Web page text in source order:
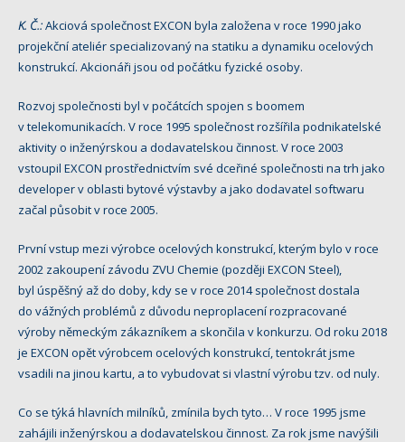
K. Č.:Akciová společnost EXCON byla založena v roce 1990 jako
projekční ateliér specializovaný na statiku a dynamiku ocelových
konstrukcí. Akcionáři jsou od počátku fyzické osoby.
Rozvoj společnosti byl v počátcích spojen s boomem
v telekomunikacích. V roce 1995 společnost rozšířila podnikatelské
aktivity o inženýrskou a dodavatelskou činnost. V roce 2003
vstoupil EXCON prostřednictvím své dceřiné společnosti na trh jako
developer v oblasti bytové výstavby a jako dodavatel softwaru
začal působit v roce 2005.
První vstup mezi výrobce ocelových konstrukcí, kterým bylo v roce
2002 zakoupení závodu ZVU Chemie (později EXCON Steel),
byl úspěšný až do doby, kdy se v roce 2014 společnost dostala
do vážných problémů z důvodu neproplacení rozpracované
výroby německým zákazníkem a skončila v konkurzu. Od roku 2018
je EXCON opět výrobcem ocelových konstrukcí, tentokrát jsme
vsadili na jinou kartu, a to vybudovat si vlastní výrobu tzv. od nuly.
Co se týká hlavních milníků, zmínila bych tyto… V roce 1995 jsme
zahájili inženýrskou a dodavatelskou činnost. Za rok jsme navýšili